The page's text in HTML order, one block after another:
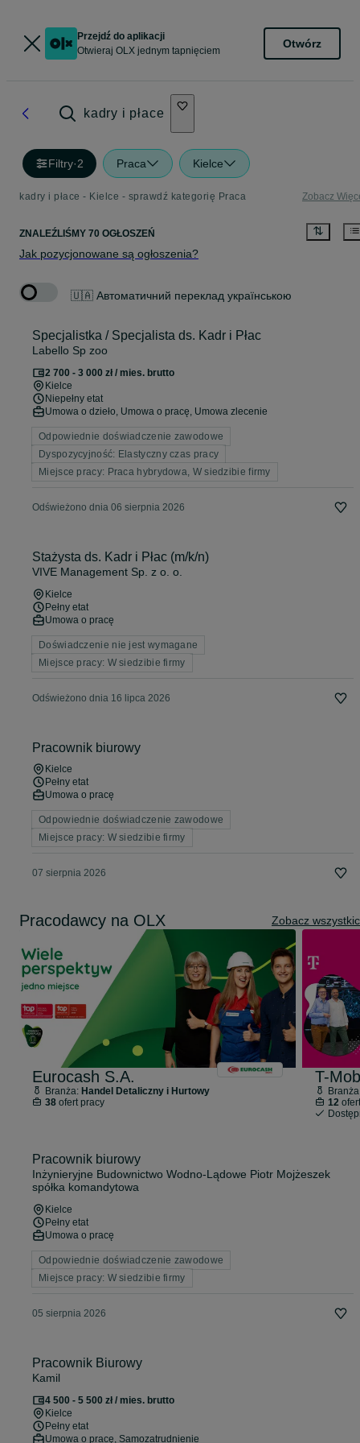
Przejdź do aplikacji
Otwieraj OLX jednym tapnięciem
Otwórz
kadry i płace
Filtry·2 Praca Kielce
kadry i płace - Kielce - sprawdź kategorię Praca Zobacz
ZNALEŹLIŚMY 70 OGŁOSZEŃ
Jak pozycjonowane są ogłoszenia?
🇺🇦 Автоматичний переклад українською
Specjalistka / Specjalista ds. Kadr i Płac
Labello Sp zoo
2 700 - 3 000 zł / mies. brutto
Kielce
Niepełny etat
Umowa o dzieło, Umowa o pracę, Umowa zlecenie
Odpowiednie doświadczenie zawodowe
Dyspozycyjność: Elastyczny czas pracy
Miejsce pracy: Praca hybrydowa, W siedzibie firmy
Odświeżono dnia 06 sierpnia 2026
Stażysta ds. Kadr i Płac (m/k/n)
VIVE Management Sp. z o. o.
Kielce
Pełny etat
Umowa o pracę
Doświadczenie nie jest wymagane
Miejsce pracy: W siedzibie firmy
Odświeżono dnia 16 lipca 2026
Pracownik biurowy
Kielce
Pełny etat
Umowa o pracę
Odpowiednie doświadczenie zawodowe
Miejsce pracy: W siedzibie firmy
07 sierpnia 2026
Pracodawcy na OLX Zobacz
Eurocash S.A.
Branża: Handel Detaliczny i Hurtowy
38ofert pracy
T-
12
Pracownik biurowy
Inżynieryjne Budownictwo Wodno-Lądowe Piotr Mojżeszek
spółka komandytowa
Kielce
Pełny etat
Umowa o pracę
Odpowiednie doświadczenie zawodowe
Miejsce pracy: W siedzibie firmy
05 sierpnia 2026
Pracownik Biurowy
Kamil
4 500 - 5 500 zł / mies. brutto
Kielce
Pełny etat
Umowa o pracę, Samozatrudnienie